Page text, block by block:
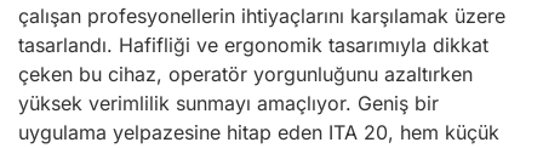
çalışan profesyonellerin ihtiyaçlarını karşılamak üzere
tasarlandı. Hafifliği ve ergonomik tasarımıyla dikkat
çeken bu cihaz, operatör yorgunluğunu azaltırken
yüksek verimlilik sunmayı amaçlıyor. Geniş bir
uygulama yelpazesine hitap eden ITA 20, hem küçük